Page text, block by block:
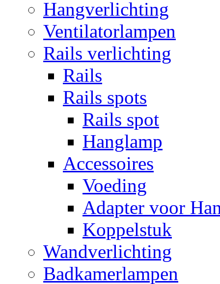
Hangverlichting
Ventilatorlampen
Rails verlichting
Rails
Rails spots
Rails spot
Hanglamp
Accessoires
Voeding
Adapter voor
Koppelstuk
Wandverlichting
Badkamerlampen